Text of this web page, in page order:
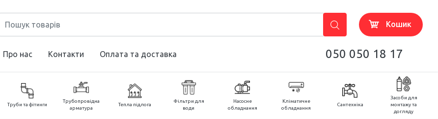
Кошик
Про нас Контакти Оплата та доставка 050 050 18 17
Труби та фітинги
Трубопровідна
арматура
Тепла підлога
Фільтри для
води
Насосне
обладнання
Кліматичне
обладнання
Сантехніка
Засоби для
монтажу та
догляду